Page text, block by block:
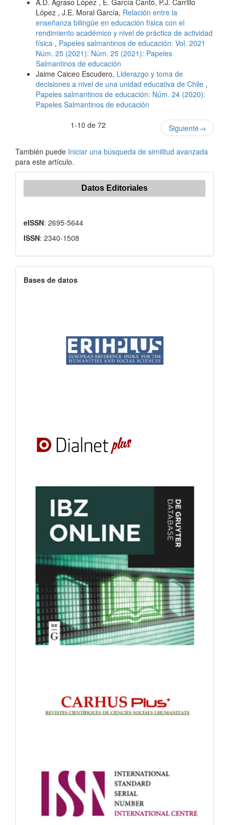
López , J.E. Moral García, Relación entre la
enseñanza bilingüe en educación física con el
rendimiento académico y nivel de práctica de actividad
física , Papeles salmantinos de educación: Vol. 2021
Núm. 25 (2021): Núm. 25 (2021): Papeles
Salmantinos de educación
Jaime Caiceo Escudero, Liderazgo y toma de
decisiones a nivel de una unidad educativa de Chile ,
Papeles salmantinos de educación: Núm. 24 (2020):
Papeles Salmantinos de educación
1-10 de 72
Siguiente→
También puede Iniciar una búsqueda de similitud avanzada
para este artículo.
Datos Editoriales
eISSN: 2695-5644
ISSN: 2340-1508
Bases de datos